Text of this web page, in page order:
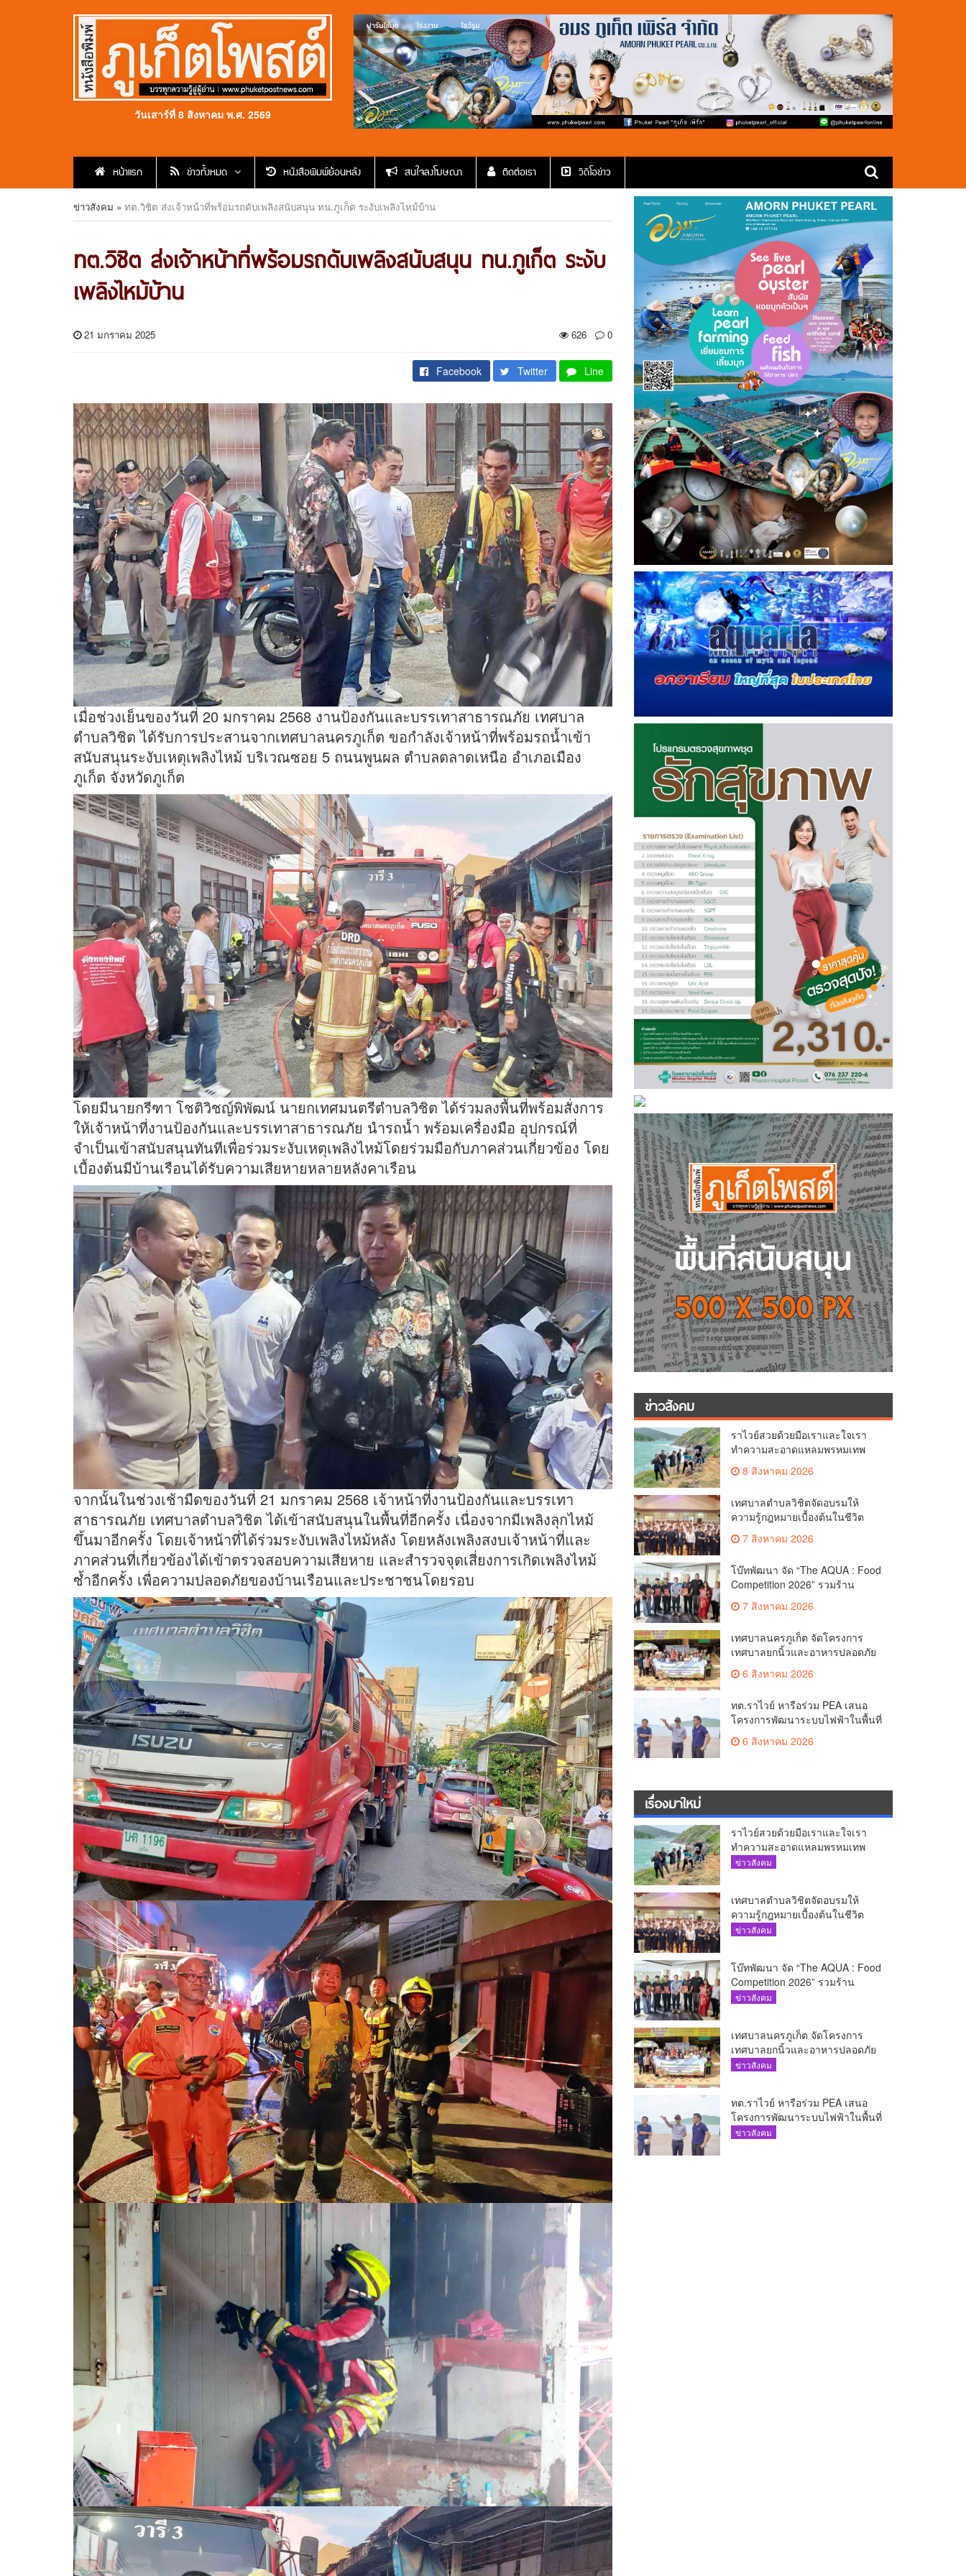
วันเสาร์ที่ 8 สิงหาคม พ.ศ. 2569
หน้าแรก ข่าวทั้งหมด หนังสือพิมพ์ย้อนหลัง สนใจลงโฆษณา ติดต่อเรา วีดีโอข่าว
ข่าวสังคม » ทต.วิชิต ส่งเจ้าหน้าที่พร้อมรถดับเพลิงสนับสนุน ทน.ภูเก็ต ระงับเพลิงไหม้บ้าน
ทต.วิชิต ส่งเจ้าหน้าที่พร้อมรถดับเพลิงสนับสนุน ทน.ภูเก็ต ระงับ
เพลิงไหม้บ้าน
21 มกราคม 2025 626 0
Facebook Twitter Line
เมื่อช่วงเย็นของวันที่ 20 มกราคม 2568 งานป้องกันและบรรเทาสาธารณภัย เทศบาล
ตำบลวิชิต ได้รับการประสานจากเทศบาลนครภูเก็ต ขอกำลังเจ้าหน้าที่พร้อมรถน้ำเข้า
สนับสนุนระงับเหตุเพลิงไหม้ บริเวณซอย 5 ถนนพูนผล ตำบลตลาดเหนือ อำเภอเมือง
ภูเก็ต จังหวัดภูเก็ต
โดยมีนายกรีฑา โชติวิชญ์พิพัฒน์ นายกเทศมนตรีตำบลวิชิต ได้ร่วมลงพื้นที่พร้อมสั่งการ
ให้เจ้าหน้าที่งานป้องกันและบรรเทาสาธารณภัย นำรถน้ำ พร้อมเครื่องมือ อุปกรณ์ที่
จำเป็นเข้าสนับสนุนทันทีเพื่อร่วมระงับเหตุเพลิงไหม้โดยร่วมมือกับภาคส่วนเกี่ยวข้อง โดย
เบื้องต้นมีบ้านเรือนได้รับความเสียหายหลายหลังคาเรือน
จากนั้นในช่วงเช้ามืดของวันที่ 21 มกราคม 2568 เจ้าหน้าที่งานป้องกันและบรรเทา
สาธารณภัย เทศบาลตำบลวิชิต ได้เข้าสนับสนุนในพื้นที่อีกครั้ง เนื่องจากมีเพลิงลุกไหม้
ขึ้นมาอีกครั้ง โดยเจ้าหน้าที่ได้ร่วมระงับเพลิงไหม้หลัง โดยหลังเพลิงสงบเจ้าหน้าที่และ
ภาคส่วนที่เกี่ยวข้องได้เข้าตรวจสอบความเสียหาย และสำรวจจุดเสี่ยงการเกิดเพลิงไหม้
ซ้ำอีกครั้ง เพื่อความปลอดภัยของบ้านเรือนและประชาชนโดยรอบ
ข่าวสังคม
ราไวย์สวยด้วยมือเราและใจเรา
ทำความสะอาดแหลมพรหมเทพ
และแหล่งท่องเที่ยว
8 สิงหาคม 2026
เทศบาลตำบลวิชิตจัดอบรมให้
ความรู้กฎหมายเบื้องต้นในชีวิต
ประจำวันแก่เยาวชน
7 สิงหาคม 2026
โบ๊ทพัฒนา จัด “The AQUA : Food
Competition 2026” รวมร้าน
อาหารชั้นนำของ The Shopps at
The AQUA ชูศักยภาพ Food
7 สิงหาคม 2026
เทศบาลนครภูเก็ต จัดโครงการ
เทศบาลยกนิ้วและอาหารปลอดภัย
เพื่อสุขอนามัยผู้บริโภค
6 สิงหาคม 2026
ทต.ราไวย์ หารือร่วม PEA เสนอ
โครงการพัฒนาระบบไฟฟ้าในพื้นที่
เกาะโหลน
6 สิงหาคม 2026
เรื่องมาใหม่
ราไวย์สวยด้วยมือเราและใจเรา
ทำความสะอาดแหลมพรหมเทพ
และแหล่งท่องเที่ยว
ข่าวสังคม
เทศบาลตำบลวิชิตจัดอบรมให้
ความรู้กฎหมายเบื้องต้นในชีวิต
ประจำวันแก่เยาวชน
ข่าวสังคม
โบ๊ทพัฒนา จัด “The AQUA : Food
Competition 2026” รวมร้าน
อาหารชั้นนำของ The Shopps at
ข่าวสังคม
เทศบาลนครภูเก็ต จัดโครงการ
เทศบาลยกนิ้วและอาหารปลอดภัย
เพื่อสุขอนามัยผู้บริโภค
ข่าวสังคม
ทต.ราไวย์ หารือร่วม PEA เสนอ
โครงการพัฒนาระบบไฟฟ้าในพื้นที่
เกาะโหลน
ข่าวสังคม